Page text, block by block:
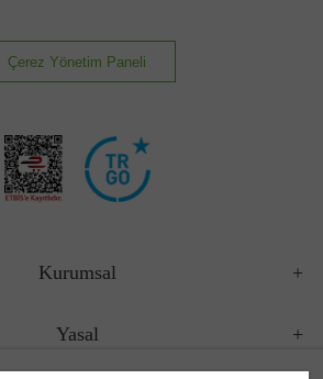
Çerez Yönetim Paneli
Kurumsal
Yasal